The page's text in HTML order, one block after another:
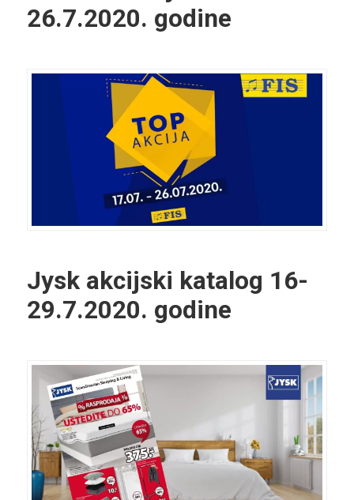
26.7.2020. godine
Jysk akcijski katalog 16-
29.7.2020. godine